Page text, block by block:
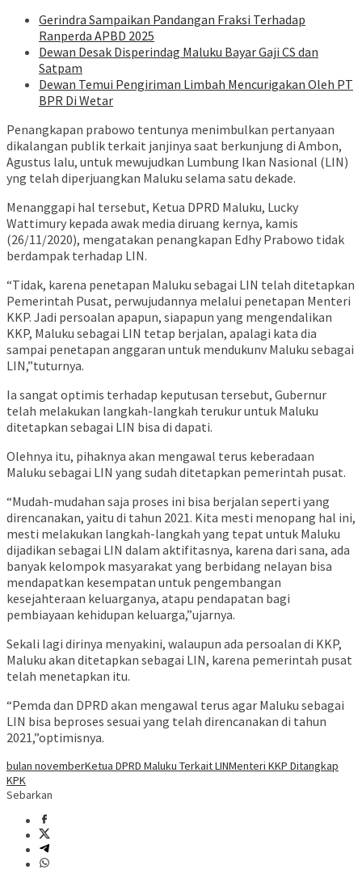
Gerindra Sampaikan Pandangan Fraksi Terhadap
Ranperda APBD 2025
Dewan Desak Disperindag Maluku Bayar Gaji CS dan
Satpam
Dewan Temui Pengiriman Limbah Mencurigakan Oleh PT
BPR Di Wetar
Penangkapan prabowo tentunya menimbulkan pertanyaan
dikalangan publik terkait janjinya saat berkunjung di Ambon,
Agustus lalu, untuk mewujudkan Lumbung Ikan Nasional (LIN)
yng telah diperjuangkan Maluku selama satu dekade.
Menanggapi hal tersebut, Ketua DPRD Maluku, Lucky
Wattimury kepada awak media diruang kernya, kamis
(26/11/2020), mengatakan penangkapan Edhy Prabowo tidak
berdampak terhadap LIN.
“Tidak, karena penetapan Maluku sebagai LIN telah ditetapkan
Pemerintah Pusat, perwujudannya melalui penetapan Menteri
KKP. Jadi persoalan apapun, siapapun yang mengendalikan
KKP, Maluku sebagai LIN tetap berjalan, apalagi kata dia
sampai penetapan anggaran untuk mendukunv Maluku sebagai
LIN,”tuturnya.
Ia sangat optimis terhadap keputusan tersebut, Gubernur
telah melakukan langkah-langkah terukur untuk Maluku
ditetapkan sebagai LIN bisa di dapati.
Olehnya itu, pihaknya akan mengawal terus keberadaan
Maluku sebagai LIN yang sudah ditetapkan pemerintah pusat.
“Mudah-mudahan saja proses ini bisa berjalan seperti yang
direncanakan, yaitu di tahun 2021. Kita mesti menopang hal ini,
mesti melakukan langkah-langkah yang tepat untuk Maluku
dijadikan sebagai LIN dalam aktifitasnya, karena dari sana, ada
banyak kelompok masyarakat yang berbidang nelayan bisa
mendapatkan kesempatan untuk pengembangan
kesejahteraan keluarganya, atapu pendapatan bagi
pembiayaan kehidupan keluarga,”ujarnya.
Sekali lagi dirinya menyakini, walaupun ada persoalan di KKP,
Maluku akan ditetapkan sebagai LIN, karena pemerintah pusat
telah menetapkan itu.
“Pemda dan DPRD akan mengawal terus agar Maluku sebagai
LIN bisa beproses sesuai yang telah direncanakan di tahun
2021,”optimisnya.
bulan novemberKetua DPRD Maluku Terkait LINMenteri KKP Ditangkap
KPK
Sebarkan